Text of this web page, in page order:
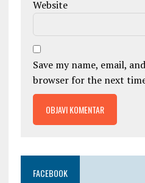
Website
Save my name, email,
browser for the next
FACEBOOK